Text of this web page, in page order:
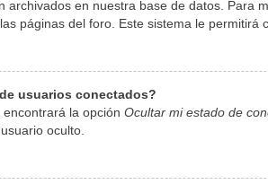
en nuestra base de datos. Para
páginas del foro. Este sistema le permitirá
usuarios conectados?
la opción Ocultar mi estado de
oculto.